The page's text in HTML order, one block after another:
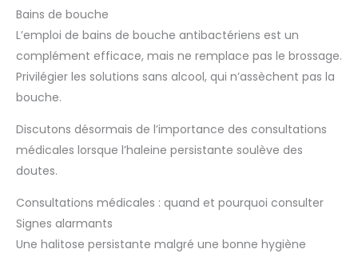
Bains de bouche
L’emploi de bains de bouche antibactériens est un
complément efficace, mais ne remplace pas le brossage.
Privilégier les solutions sans alcool, qui n’assèchent pas la
bouche.
Discutons désormais de l’importance des consultations
médicales lorsque l’haleine persistante soulève des
doutes.
Consultations médicales : quand et pourquoi consulter
Signes alarmants
Une halitose persistante malgré une bonne hygiène